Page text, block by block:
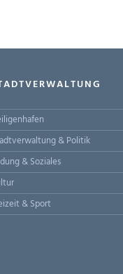
& Politik
& Soziales
& Sport